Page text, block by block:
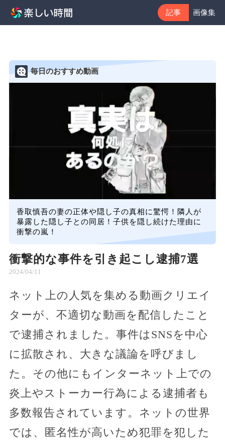
記事 画像集
毎日のおすすめ動画
香取慎吾の妻の正体や隠し子の真相に驚愕！隣人が
暴露した隠し子との同居！子供を隠し続けた理由に
衝撃の嵐！
衝撃的な事件を引き起こし逮捕7選
2024/04/11
ネット上の人気を集める動画クリエイ
ターが、不適切な動画を配信したこと
で逮捕されました。事件はSNSを中心
に拡散され、大きな議論を呼びまし
た。その他にもインターネット上での
炎上やストーカー行為による逮捕者も
多数報告されています。ネットの世界
では、匿名性が高いため犯罪を犯した